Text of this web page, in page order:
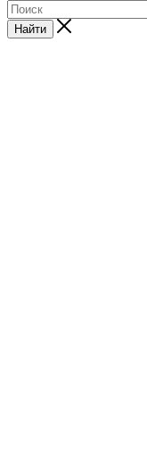
Найти